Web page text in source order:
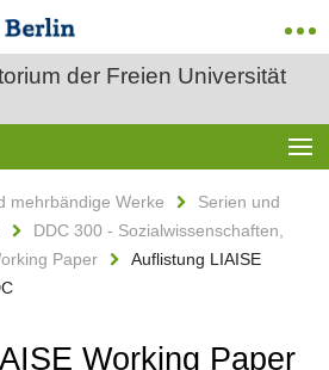
der Freien Universität
mehrbändige Werke
Serien und
DDC 300 - Sozialwissenschaften,
Paper
Auflistung LIAISE
Working Paper